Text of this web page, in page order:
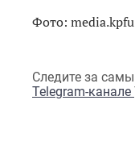
Фото:
Следите за
Telegram-канале